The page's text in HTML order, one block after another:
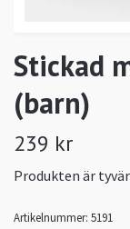
Stickad
(barn)
239 kr
Produkten är
Artikelnummer: 5191